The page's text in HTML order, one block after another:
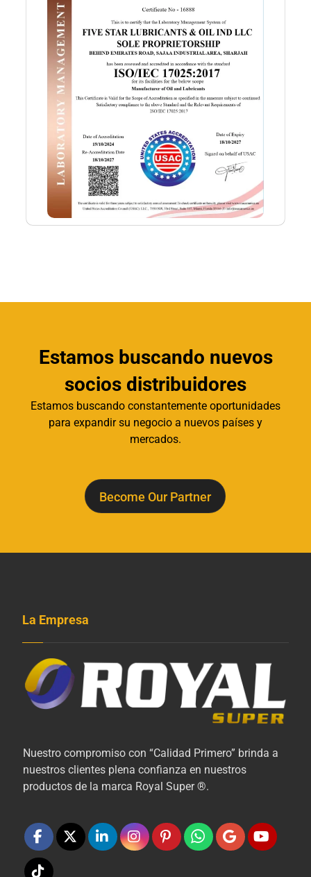
Estamos buscando nuevos
socios distribuidores
Estamos buscando constantemente oportunidades
para expandir su negocio a nuevos países y
mercados.
Become Our Partner
La Empresa
Nuestro compromiso con “Calidad Primero” brinda a
nuestros clientes plena confianza en nuestros
productos de la marca Royal Super ®.